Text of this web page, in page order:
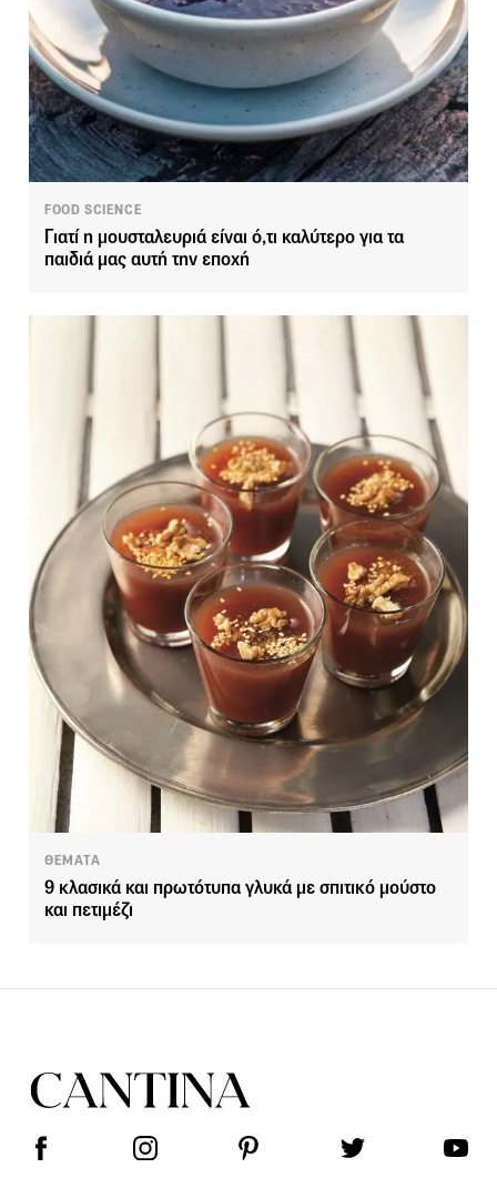
FOOD SCIENCE
Γιατί η μουσταλευριά είναι ό,τι καλύτερο για τα
παιδιά μας αυτή την εποχή
ΘΕΜΑΤΑ
9 κλασικά και πρωτότυπα γλυκά με σπιτικό μούστο
και πετιμέζι